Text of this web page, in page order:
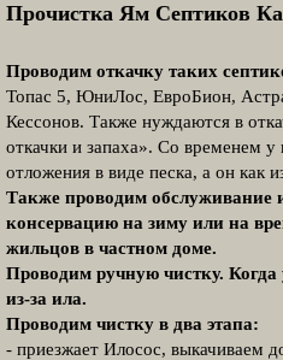
Прочистка Ям Септиков
Проводим откачку таких
Топас 5, ЮниЛос, ЕвроБион,
Кессонов. Также нуждаются в
откачки и запаха». Со временем у
отложения в виде песка, а он как
Также проводим обслуживание
консервацию на зиму или на
жильцов в частном доме.
Проводим ручную чистку. Когда
из-за ила.
Проводим чистку в два этапа:
- приезжает Илосос, выкачиваем